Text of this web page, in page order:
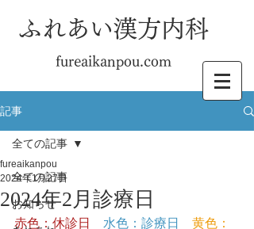
ふれあい漢方内科
fureaikanpou.com
記事
全ての記事
お知らせ
全ての記事
2024年2月診療日
fureaikanpou
2024年1月27日
赤色：休診日 水色：診療日
黄色：